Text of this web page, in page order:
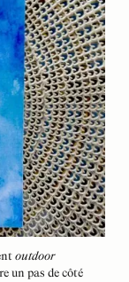
outdoor
un pas de côté